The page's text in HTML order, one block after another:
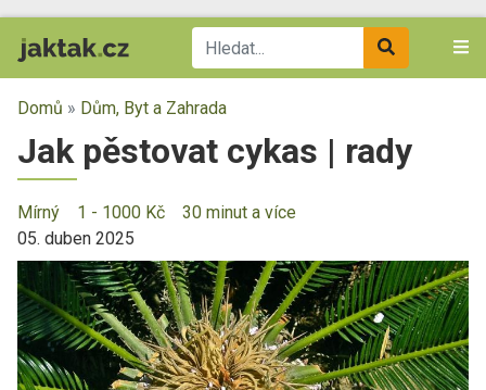
Domů » Dům, Byt a Zahrada
Jak pěstovat cykas | rady
Mírný 1 - 1000 Kč
30 minut a více
05. duben 2025